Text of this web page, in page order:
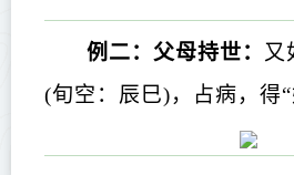
例二：父母持世：
又
(旬空：辰巳)，占病，得